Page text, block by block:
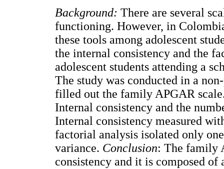
Background: There are several
functioning. However, in
these tools among adolescent
the internal consistency and the
adolescent students attending a
The study was conducted in a
filled out the family APGAR
Internal consistency and the
Internal consistency measured
factorial analysis isolated only
variance. Conclusion: The family
consistency and it is composed of